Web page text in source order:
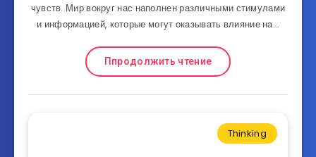
чувств. Мир вокруг нас наполнен различными стимулами
и информацией, которые могут оказывать влияние на…
Ппродолжить чтение
Thinking